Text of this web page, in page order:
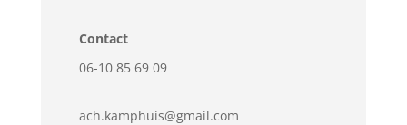
Contact
06-10 85 69 09
ach.kamphuis@gmail.com